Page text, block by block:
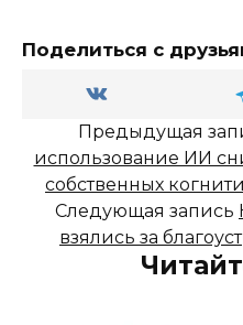
Поделиться с
Предыдущая
использование ИИ
собственных
Следующая запись
взялись за